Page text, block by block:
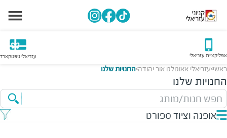
אפליקציית עזריאלי עזריאלי גיפטקארד
ראשי>עזריאלי אאוטלט אור יהודה>החנויות שלנו
החנויות שלנו
חפש חנות/מותג
אופנה וציוד ספורט